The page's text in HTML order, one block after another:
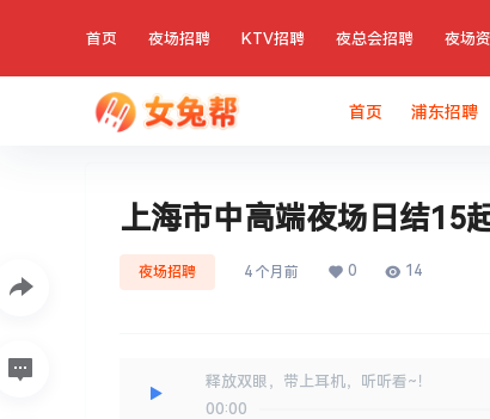
首页 夜场招聘 KTV招聘 夜总会招聘 夜场
首页 浦东招聘
上海市中高端夜场日结15
夜场招聘 4 个月前 0 14
释放双眼，带上耳机，听听看~！
00:00